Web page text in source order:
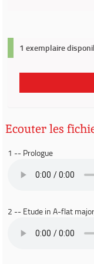
1 exemplaire
Ecouter les
1 -- Prologue
2 -- Etude in A-flat